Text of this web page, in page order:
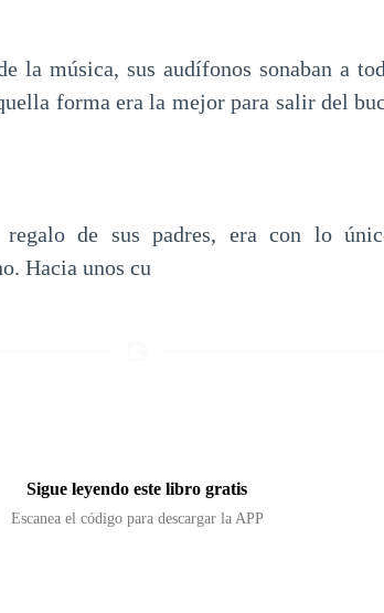
la música, sus audífonos sonaban a
forma era la mejor para salir del
de sus padres, era con lo
Hacia unos cu
Sigue leyendo este libro gratis
Escanea el código para descargar la APP